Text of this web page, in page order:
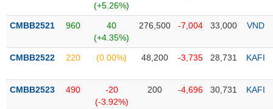
mới
yết
bổ
Hủy
(+5.26%)
CMBB2521 960
40
(+4.35%)
276,500 -7,004 33,000 VND
CMBB2522 220 (0.00%) 48,200 -3,735 28,731 KAFI
CMBB2523 490
-20
(-3.92%)
200 -4,696 30,731 KAFI
PHÁI
TRÁI
PHIẾU